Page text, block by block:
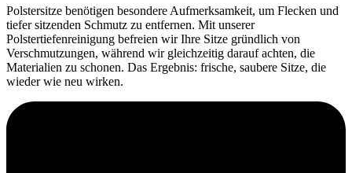
Polstersitze benötigen besondere Aufmerksamkeit, um Flecken und
tiefer sitzenden Schmutz zu entfernen. Mit unserer
Polstertiefenreinigung befreien wir Ihre Sitze gründlich von
Verschmutzungen, während wir gleichzeitig darauf achten, die
Materialien zu schonen. Das Ergebnis: frische, saubere Sitze, die
wieder wie neu wirken.